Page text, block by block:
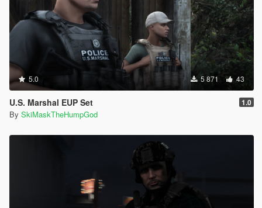
5.0 5 871 43
U.S. Marshal EUP Set 1.0
By SkiMaskTheHumpGod